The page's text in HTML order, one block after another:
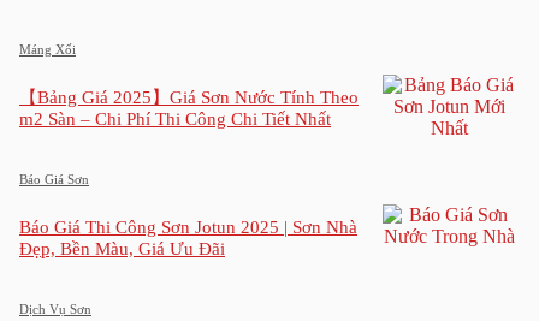
Máng Xối
【Bảng Giá 2025】Giá Sơn Nước Tính Theo
m2 Sàn – Chi Phí Thi Công Chi Tiết Nhất
Báo Giá Sơn
Báo Giá Thi Công Sơn Jotun 2025 | Sơn Nhà
Đẹp, Bền Màu, Giá Ưu Đãi
Dịch Vụ Sơn